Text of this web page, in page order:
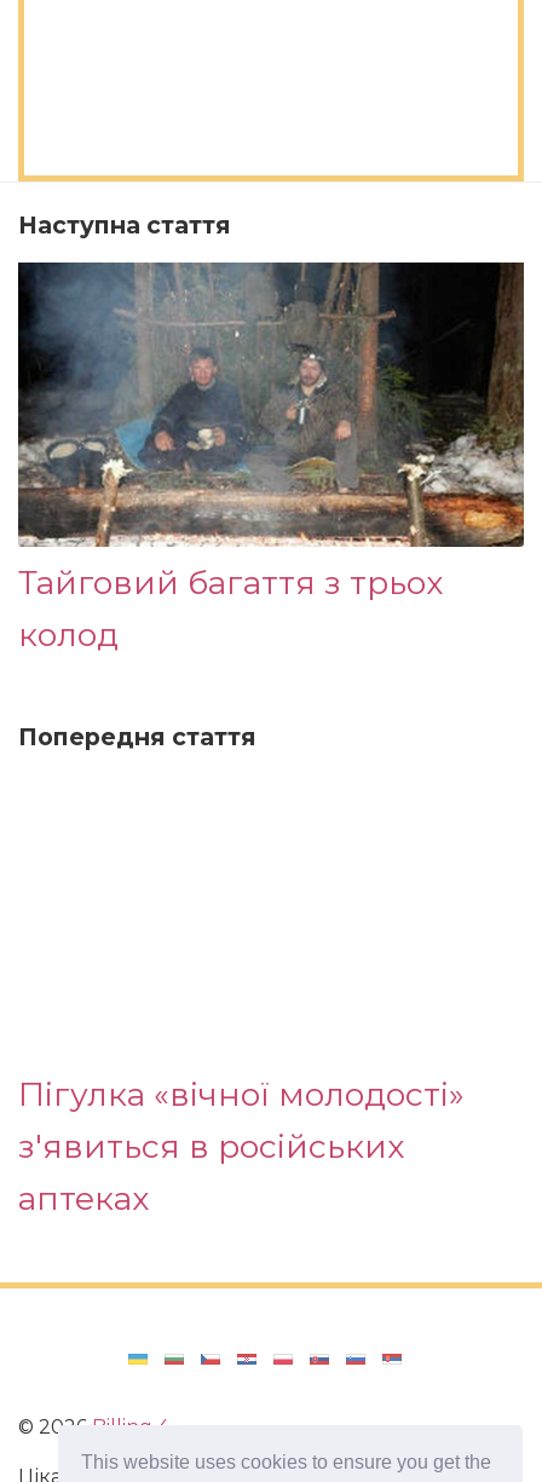
This website uses cookies to ensure you get the
Наступна стаття
Тайговий багаття з трьох
колод
Попередня стаття
Пігулка «вічної молодості»
з'явиться в російських
аптеках
© 2026 Billing 4
Цікаві та захоплюючі факти з усього світу. Статті